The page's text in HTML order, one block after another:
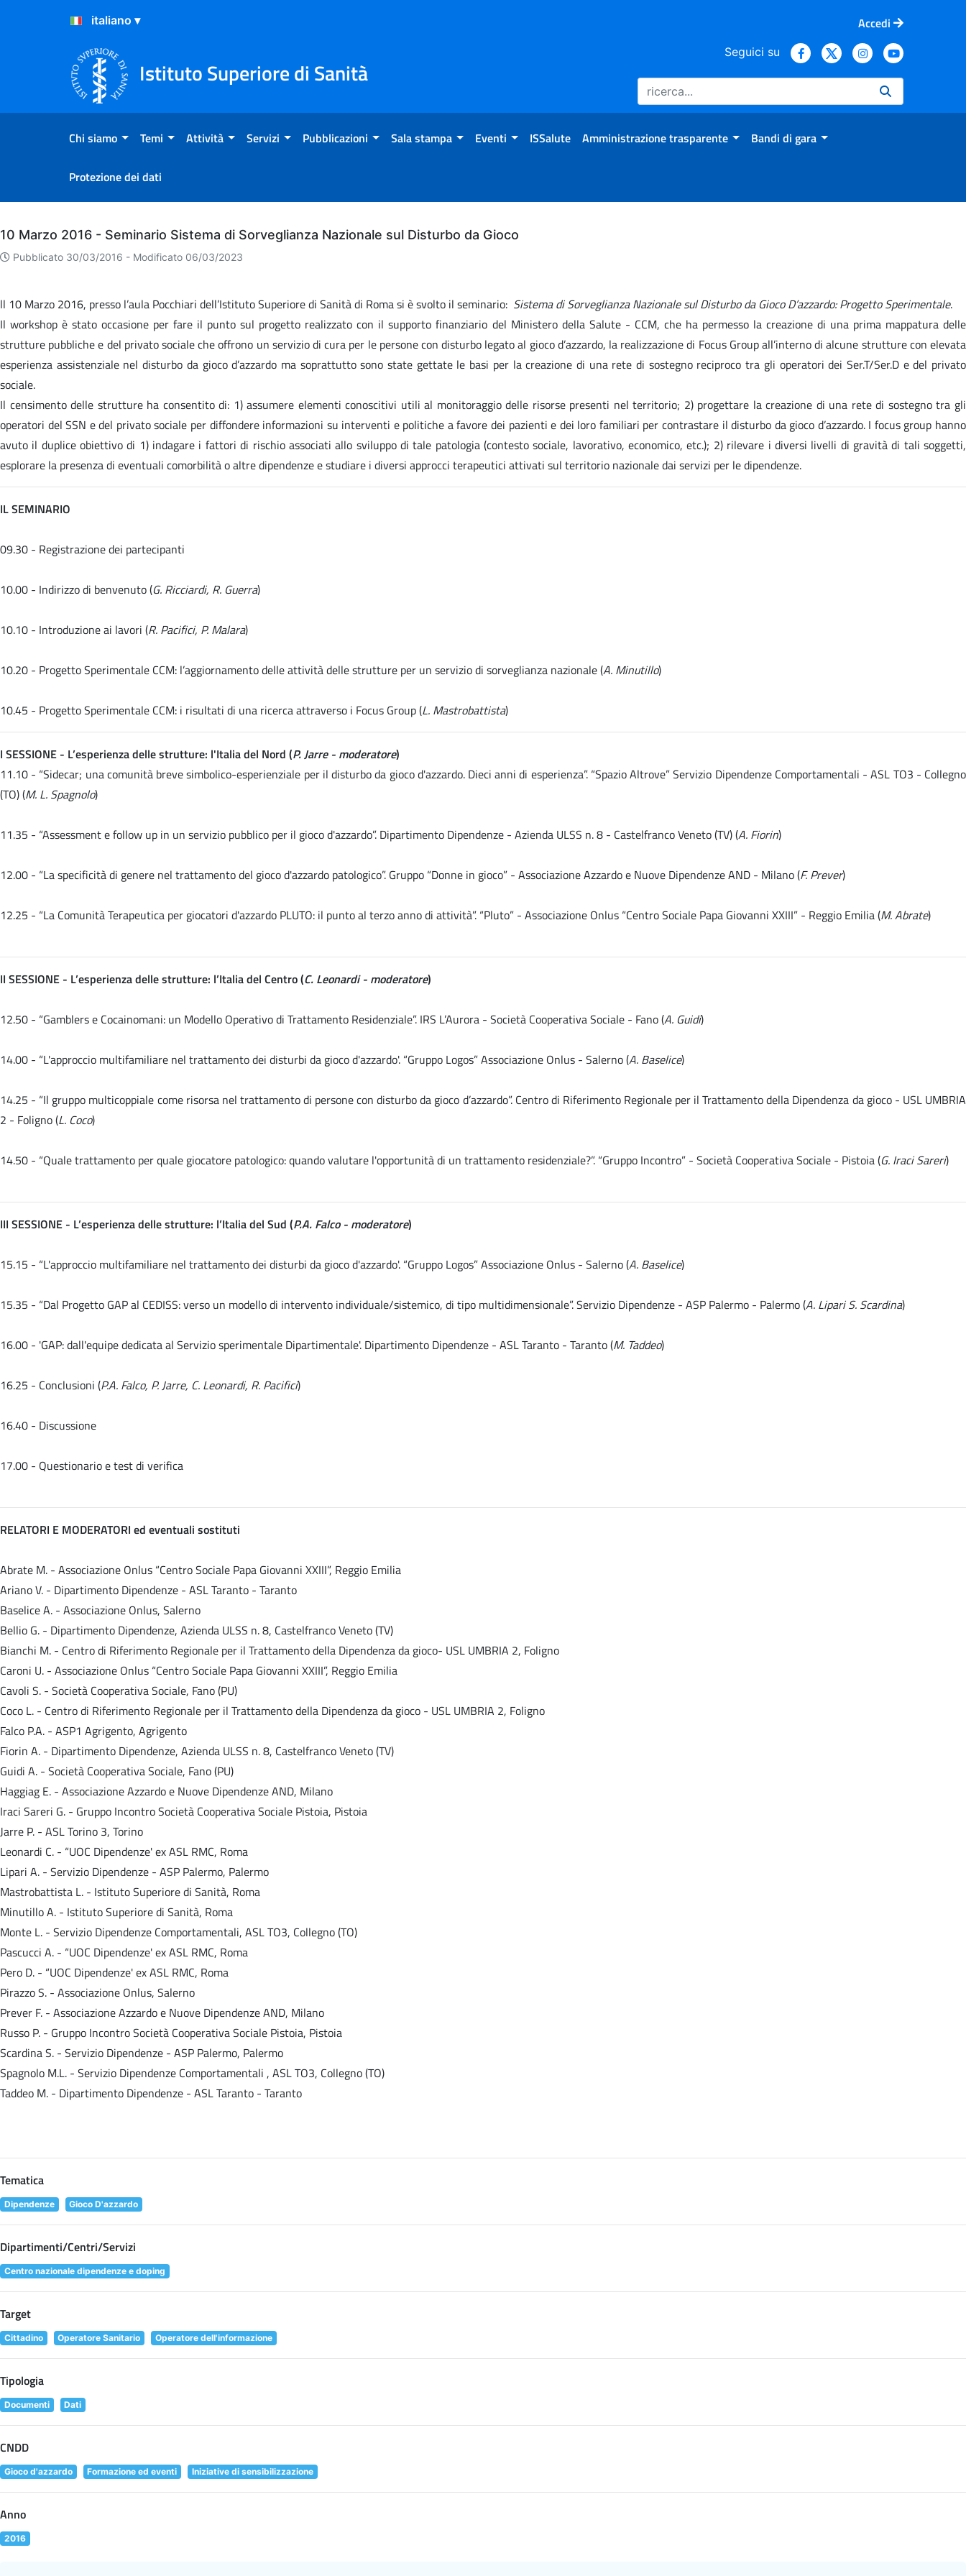
Salta al Contenuto
Salta al Footer
Accedi
Istituto Superiore di Sanità
Seguici su
Chi siamo Temi Attività Servizi Pubblicazioni Sala stampa Eventi ISSalute Amministrazione trasparente Bandi di gara
Protezione dei dati
Archivio
10 Marzo 2016 - Seminario Sistema di Sorveglianza Nazionale sul Disturbo da Gioco
Pubblicato 30/03/2016 - Modificato 06/03/2023
ll 10 Marzo 2016, presso l’aula Pocchiari dell’Istituto Superiore di Sanità di Roma si è svolto il seminario: Sistema di Sorveglianza Nazionale sul Disturbo da Gioco D’azzardo: Progetto Sperimentale.
Il workshop è stato occasione per fare il punto sul progetto realizzato con il supporto finanziario del Ministero della Salute - CCM, che ha permesso la creazione di una prima mappatura delle
strutture pubbliche e del privato sociale che offrono un servizio di cura per le persone con disturbo legato al gioco d’azzardo, la realizzazione di Focus Group all’interno di alcune strutture con elevata
esperienza assistenziale nel disturbo da gioco d’azzardo ma soprattutto sono state gettate le basi per la creazione di una rete di sostegno reciproco tra gli operatori dei Ser.T/Ser.D e del privato
sociale.
Il censimento delle strutture ha consentito di: 1) assumere elementi conoscitivi utili al monitoraggio delle risorse presenti nel territorio; 2) progettare la creazione di una rete di sostegno tra gli
operatori del SSN e del privato sociale per diffondere informazioni su interventi e politiche a favore dei pazienti e dei loro familiari per contrastare il disturbo da gioco d’azzardo. I focus group hanno
avuto il duplice obiettivo di 1) indagare i fattori di rischio associati allo sviluppo di tale patologia (contesto sociale, lavorativo, economico, etc.); 2) rilevare i diversi livelli di gravità di tali soggetti,
esplorare la presenza di eventuali comorbilità o altre dipendenze e studiare i diversi approcci terapeutici attivati sul territorio nazionale dai servizi per le dipendenze.
IL SEMINARIO
09.30 - Registrazione dei partecipanti
10.00 - Indirizzo di benvenuto (G. Ricciardi, R. Guerra)
10.10 - Introduzione ai lavori (R. Pacifici, P. Malara)
10.20 - Progetto Sperimentale CCM: l’aggiornamento delle attività delle strutture per un servizio di sorveglianza nazionale (A. Minutillo)
10.45 - Progetto Sperimentale CCM: i risultati di una ricerca attraverso i Focus Group (L. Mastrobattista)
I SESSIONE - L’esperienza delle strutture: l'Italia del Nord (P. Jarre - moderatore)
11.10 - “Sidecar; una comunità breve simbolico-esperienziale per il disturbo da gioco d'azzardo. Dieci anni di esperienza”. “Spazio Altrove” Servizio Dipendenze Comportamentali - ASL TO3 - Collegno
(TO) (M. L. Spagnolo)
11.35 - “Assessment e follow up in un servizio pubblico per il gioco d'azzardo”. Dipartimento Dipendenze - Azienda ULSS n. 8 - Castelfranco Veneto (TV) (A. Fiorin)
12.00 - “La specificità di genere nel trattamento del gioco d'azzardo patologico”. Gruppo “Donne in gioco” - Associazione Azzardo e Nuove Dipendenze AND - Milano (F. Prever)
12.25 - “La Comunità Terapeutica per giocatori d'azzardo PLUTO: il punto al terzo anno di attività”. “Pluto” - Associazione Onlus “Centro Sociale Papa Giovanni XXIII” - Reggio Emilia (M. Abrate)
II SESSIONE - L’esperienza delle strutture: l’Italia del Centro (C. Leonardi - moderatore)
12.50 - “Gamblers e Cocainomani: un Modello Operativo di Trattamento Residenziale”. IRS L’Aurora - Società Cooperativa Sociale - Fano (A. Guidi)
14.00 - “L'approccio multifamiliare nel trattamento dei disturbi da gioco d'azzardo'. “Gruppo Logos” Associazione Onlus - Salerno (A. Baselice)
14.25 - “Il gruppo multicoppiale come risorsa nel trattamento di persone con disturbo da gioco d’azzardo”. Centro di Riferimento Regionale per il Trattamento della Dipendenza da gioco - USL UMBRIA
2 - Foligno (L. Coco)
14.50 - “Quale trattamento per quale giocatore patologico: quando valutare l'opportunità di un trattamento residenziale?”. “Gruppo Incontro” - Società Cooperativa Sociale - Pistoia (G. Iraci Sareri)
III SESSIONE - L’esperienza delle strutture: l’Italia del Sud (P.A. Falco - moderatore)
15.15 - “L'approccio multifamiliare nel trattamento dei disturbi da gioco d'azzardo'. “Gruppo Logos” Associazione Onlus - Salerno (A. Baselice)
15.35 - “Dal Progetto GAP al CEDISS: verso un modello di intervento individuale/sistemico, di tipo multidimensionale”. Servizio Dipendenze - ASP Palermo - Palermo (A. Lipari S. Scardina)
16.00 - 'GAP: dall'equipe dedicata al Servizio sperimentale Dipartimentale'. Dipartimento Dipendenze - ASL Taranto - Taranto (M. Taddeo)
16.25 - Conclusioni (P.A. Falco, P. Jarre, C. Leonardi, R. Pacifici)
16.40 - Discussione
17.00 - Questionario e test di verifica
RELATORI E MODERATORI ed eventuali sostituti
Abrate M. - Associazione Onlus “Centro Sociale Papa Giovanni XXIII”, Reggio Emilia
Ariano V. - Dipartimento Dipendenze - ASL Taranto - Taranto
Baselice A. - Associazione Onlus, Salerno
Bellio G. - Dipartimento Dipendenze, Azienda ULSS n. 8, Castelfranco Veneto (TV)
Bianchi M. - Centro di Riferimento Regionale per il Trattamento della Dipendenza da gioco- USL UMBRIA 2, Foligno
Caroni U. - Associazione Onlus “Centro Sociale Papa Giovanni XXIII”, Reggio Emilia
Cavoli S. - Società Cooperativa Sociale, Fano (PU)
Coco L. - Centro di Riferimento Regionale per il Trattamento della Dipendenza da gioco - USL UMBRIA 2, Foligno
Falco P.A. - ASP1 Agrigento, Agrigento
Fiorin A. - Dipartimento Dipendenze, Azienda ULSS n. 8, Castelfranco Veneto (TV)
Guidi A. - Società Cooperativa Sociale, Fano (PU)
Haggiag E. - Associazione Azzardo e Nuove Dipendenze AND, Milano
Iraci Sareri G. - Gruppo Incontro Società Cooperativa Sociale Pistoia, Pistoia
Jarre P. - ASL Torino 3, Torino
Leonardi C. - “UOC Dipendenze' ex ASL RMC, Roma
Lipari A. - Servizio Dipendenze - ASP Palermo, Palermo
Mastrobattista L. - Istituto Superiore di Sanità, Roma
Minutillo A. - Istituto Superiore di Sanità, Roma
Monte L. - Servizio Dipendenze Comportamentali, ASL TO3, Collegno (TO)
Pascucci A. - “UOC Dipendenze' ex ASL RMC, Roma
Pero D. - “UOC Dipendenze' ex ASL RMC, Roma
Pirazzo S. - Associazione Onlus, Salerno
Prever F. - Associazione Azzardo e Nuove Dipendenze AND, Milano
Russo P. - Gruppo Incontro Società Cooperativa Sociale Pistoia, Pistoia
Scardina S. - Servizio Dipendenze - ASP Palermo, Palermo
Spagnolo M.L. - Servizio Dipendenze Comportamentali , ASL TO3, Collegno (TO)
Taddeo M. - Dipartimento Dipendenze - ASL Taranto - Taranto
Tematica
Dipendenze Gioco D'azzardo
Dipartimenti/Centri/Servizi
Centro nazionale dipendenze e doping
Target
Cittadino Operatore Sanitario Operatore dell'informazione
Tipologia
Documenti Dati
CNDD
Gioco d'azzardo Formazione ed eventi Iniziative di sensibilizzazione
Anno
2016